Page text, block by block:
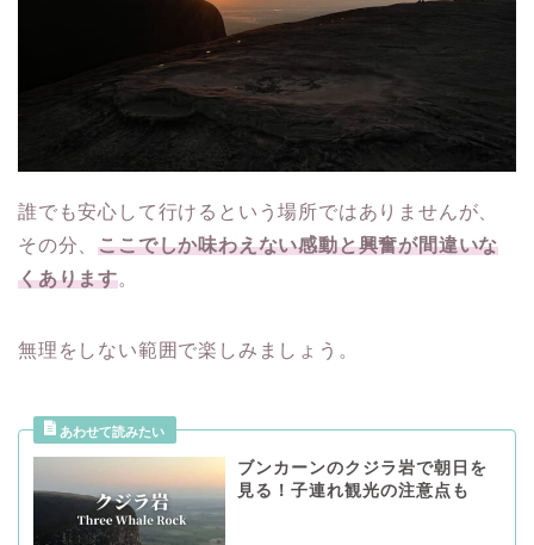
誰でも安心して行けるという場所ではありませんが、
その分、ここでしか味わえない感動と興奮が間違いな
くあります。
無理をしない範囲で楽しみましょう。
ブンカーンのクジラ岩で朝日を
見る！子連れ観光の注意点も